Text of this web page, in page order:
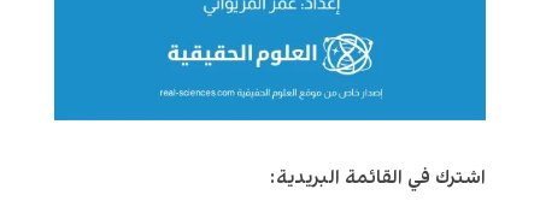
اشترك في القائمة البريدية: